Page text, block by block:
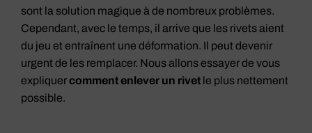
sont la solution magique à de nombreux problèmes.
Cependant, avec le temps, il arrive que les rivets aient
du jeu et entraînent une déformation. Il peut devenir
urgent de les remplacer. Nous allons essayer de vous
expliquercomment enlever un rivet le plus nettement
possible.